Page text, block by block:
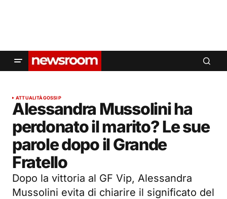
ATTUALITÀGOSSIP
Alessandra Mussolini ha
perdonato il marito? Le sue
parole dopo il Grande
Fratello
Dopo la vittoria al GF Vip, Alessandra
Mussolini evita di chiarire il significato del